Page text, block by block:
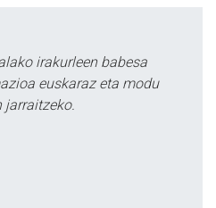
irakurleen babesa
euskaraz eta modu
jarraitzeko.